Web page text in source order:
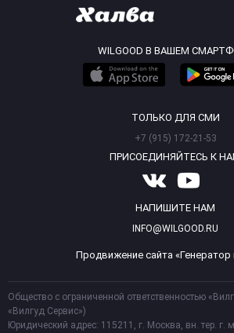
WILGOOD В ВАШЕМ
ТОЛЬКО ДЛЯ СМИ
+7 (915) 172-21-53
ПРИСОЕДИНЯЙТЕСЬ К
НАПИШИТЕ НАМ
INFO@WILGOOD.RU
Продвижение сайта
Общество с ограниченной ответственностью
«Вилгуд Сервис»)
Юридический адрес: 115211, г. Москва, вн. тер. г.